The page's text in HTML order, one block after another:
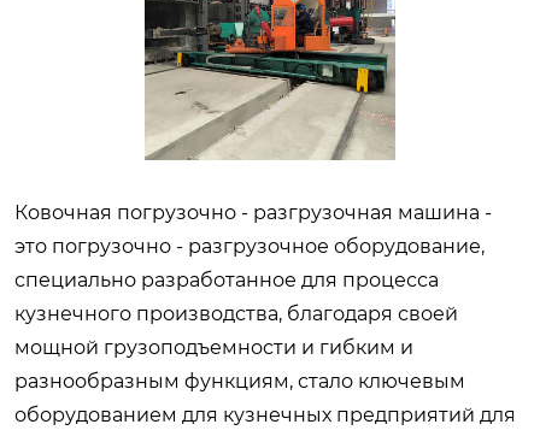
Ковочная погрузочно - разгрузочная машина -
это погрузочно - разгрузочное оборудование,
специально разработанное для процесса
кузнечного производства, благодаря своей
мощной грузоподъемности и гибким и
разнообразным функциям, стало ключевым
оборудованием для кузнечных предприятий для